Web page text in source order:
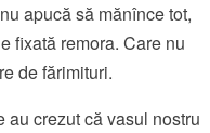
apucă să mănînce tot,
fixată remora. Care nu
de fărimituri.
au crezut că vasul nostru